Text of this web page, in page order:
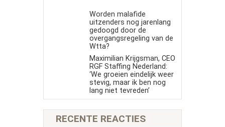
Worden malafide
uitzenders nog jarenlang
gedoogd door de
overgangsregeling van de
Wtta?
Maximilian Krijgsman, CEO
RGF Staffing Nederland:
‘We groeien eindelijk weer
stevig, maar ik ben nog
lang niet tevreden’
RECENTE REACTIES